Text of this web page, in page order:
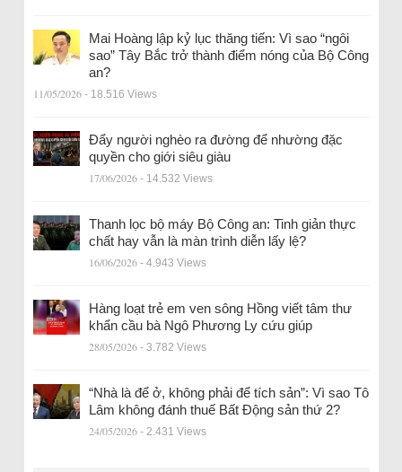
Mai Hoàng lập kỷ lục thăng tiến: Vì sao “ngôi
sao” Tây Bắc trở thành điểm nóng của Bộ Công
an?
11/05/2026 - 18.516 Views
Đẩy người nghèo ra đường để nhường đặc
quyền cho giới siêu giàu
17/06/2026 - 14.532 Views
Thanh lọc bộ máy Bộ Công an: Tinh giản thực
chất hay vẫn là màn trình diễn lấy lệ?
16/06/2026 - 4.943 Views
Hàng loạt trẻ em ven sông Hồng viết tâm thư
khẩn cầu bà Ngô Phương Ly cứu giúp
28/05/2026 - 3.782 Views
“Nhà là để ở, không phải để tích sản”: Vì sao Tô
Lâm không đánh thuế Bất Động sản thứ 2?
24/05/2026 - 2.431 Views